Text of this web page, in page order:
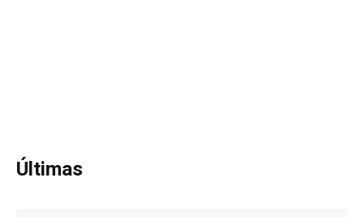
Últimas